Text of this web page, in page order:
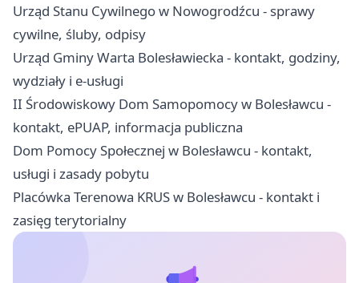
Urząd Stanu Cywilnego w Nowogrodźcu - sprawy
cywilne, śluby, odpisy
Urząd Gminy Warta Bolesławiecka - kontakt, godziny,
wydziały i e-usługi
II Środowiskowy Dom Samopomocy w Bolesławcu -
kontakt, ePUAP, informacja publiczna
Dom Pomocy Społecznej w Bolesławcu - kontakt,
usługi i zasady pobytu
Placówka Terenowa KRUS w Bolesławcu - kontakt i
zasięg terytorialny